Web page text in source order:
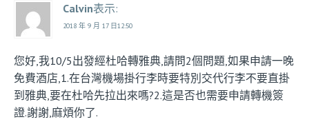
Calvin表示:
2018 年 9 月 17 日12:50
您好,我10/5出發經杜哈轉雅典,請問2個問題,如果申請一晚
免費酒店,1.在台灣機場掛行李時要特別交代行李不要直掛
到雅典,要在杜哈先拉出來嗎?2.這是否也需要申請轉機簽
證.謝謝,麻煩你了.